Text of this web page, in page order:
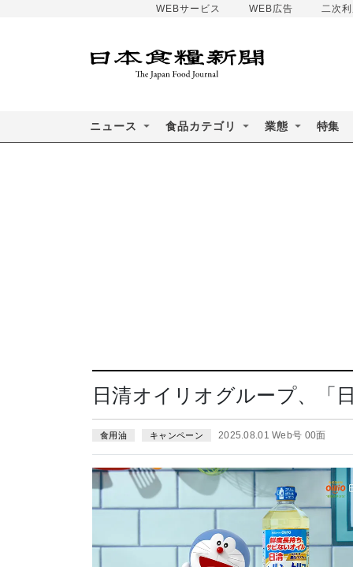
WEBサービス WEB広告 二次
ニュース 食品カテゴリ 業態 特集
日清オイリオグループ、「
食用油 キャンペーン 2025.08.01 Web号 00面